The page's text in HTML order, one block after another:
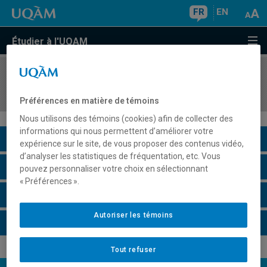
FR EN
Étudier à l'UQAM
COURS//
Description du cours
Horaire - Été 2026
Préférences en matière de témoins
Nous utilisons des témoins (cookies) afin de collecter des
informations qui nous permettent d’améliorer votre
expérience sur le site, de vous proposer des contenus vidéo,
d’analyser les statistiques de fréquentation, etc. Vous
pouvez personnaliser votre choix en sélectionnant
« Préférences ».
Tout refuser
Autoriser les témoins